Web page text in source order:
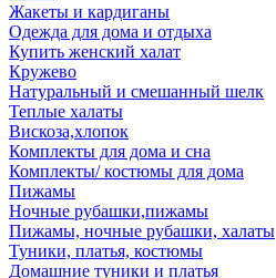
Жакеты и кардиганы
Одежда для дома и отдыха
Купить женский халат
Кружево
Натуральный и смешанный шелк
Теплые халаты
Вискоза,хлопок
Комплекты для дома и сна
Комплекты/ костюмы для дома
Пижамы
Ночные рубашки,пижамы
Пижамы, ночные рубашки, халаты
Туники, платья, костюмы
Домашние туники и платья